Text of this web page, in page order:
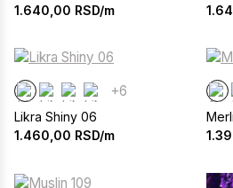
1.640,00 RSD/m
+6
Likra Shiny 06
1.460,00 RSD/m